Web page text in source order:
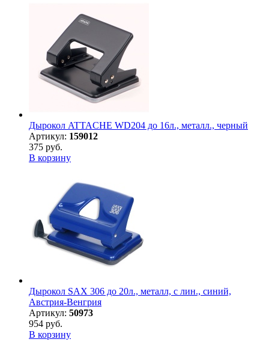
Дырокол ATTACHE WD204 до 16л., металл., черный
Артикул: 159012
375 руб.
В корзину
Дырокол SAX 306 до 20л., металл, с лин., синий,
Австрия-Венгрия
Артикул: 50973
954 руб.
В корзину